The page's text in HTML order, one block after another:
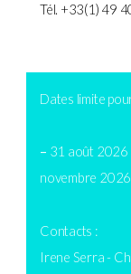
Tél. +33(1) 49
Dates limite
– 31 août 2026
novembre
Contacts :
Irene Serra -